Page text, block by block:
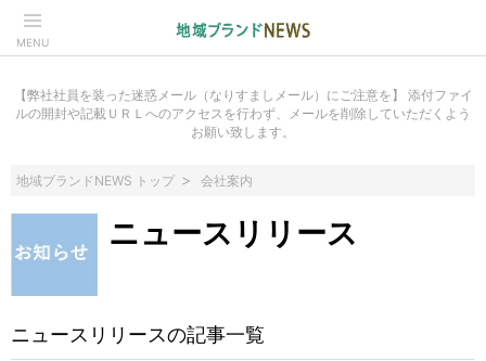
MENU
【弊社社員を装った迷惑メール（なりすましメール）にご注意を】 添付ファイ
ルの開封や記載ＵＲＬへのアクセスを行わず、メールを削除していただくよう
お願い致します。
地域ブランドNEWS トップ 会社案内
ニュースリリース
ニュースリリースの記事一覧